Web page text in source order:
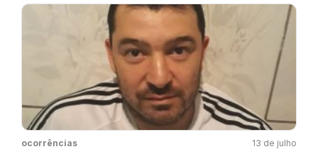
ocorrências 13 de julho